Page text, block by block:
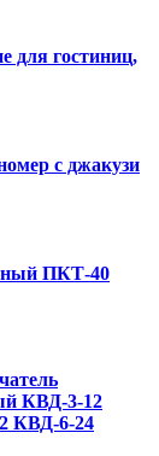
для гостиниц,
с джакузи
ПКТ-40
КВД-3-12
КВД-6-24